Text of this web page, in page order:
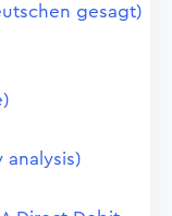
gesagt)
analysis)